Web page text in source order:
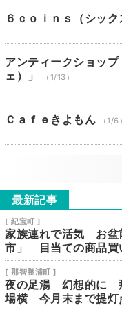
６ｃｏｉｎｓ（シック
アンティークショッ
ェ）」
（1/13）
Ｃａｆｅきよもん （1/6）
最新記事
[ 紀宝町 ]
家族連れで活気 お盆
市」 目当ての商品買
[ 那智勝浦町 ]
夜の足湯 幻想的に
場横 今月末まで提灯